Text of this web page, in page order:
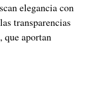
elegancia con
transparencias
aportan